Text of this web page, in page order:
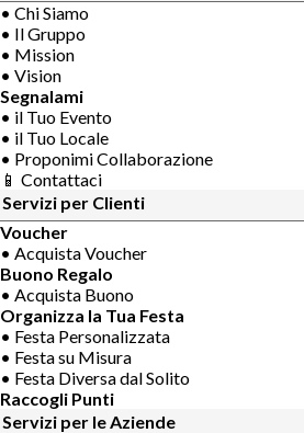
• Chi Siamo
• Il Gruppo
• Mission
• Vision
Segnalami
• il Tuo Evento
• il Tuo Locale
• Proponimi Collaborazione
📱 Contattaci
Servizi per Clienti
Voucher
• Acquista Voucher
Buono Regalo
• Acquista Buono
Organizza la Tua Festa
• Festa Personalizzata
• Festa su Misura
• Festa Diversa dal Solito
Raccogli Punti
Servizi per le Aziende